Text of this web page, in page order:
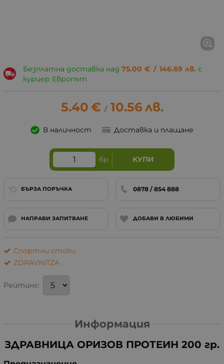
Безплатна доставка над 75.00 € / 146.69 лв. с
куриер Европът
5.40 € / 10.56 лв.
В наличност Доставка и плащане
бр КУПИ
БЪРЗА ПОРЪЧКА 0878 / 854 888
НАПРАВИ ЗАПИТВАНЕ ДОБАВИ В ЛЮБИМИ
Спортни стоки
ZDRAVNITZA
Рейтинг:
Информация
ЗДРАВНИЦА ОРИЗОВ ПРОТЕИН 200 гр.